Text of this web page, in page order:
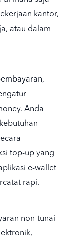
kantor,
atau dalam
Anda
top-up yang
e-wallet
rapi.
non-tunai